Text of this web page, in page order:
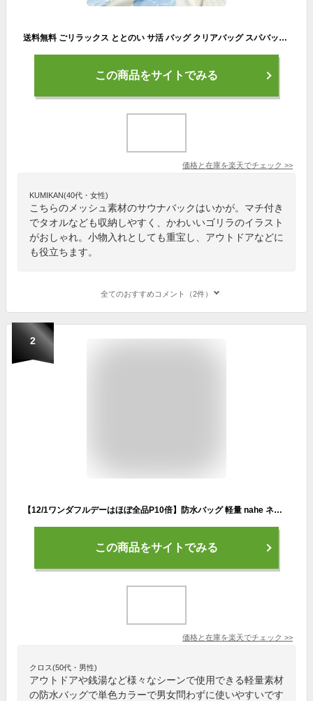
送料無料 ごリラックス ととのい サ活 バッグ クリアバッグ スパバッグ 温泉バッグ メッシュ お風呂バッグ サウナ レディース メンズ トートバッグ 小さめ ミニ 透明 マチあり マチ広 ゴリラ おしゃれ かわいい メール便
この商品をサイトでみる
価格と在庫を楽天でチェック >>
KUMIKAN(40代・女性)
こちらのメッシュ素材のサウナバックはいかが。マチ付き
でタオルなども収納しやすく、かわいいゴリラのイラスト
がおしゃれ。小物入れとしても重宝し、アウトドアなどに
も役立ちます。
全てのおすすめコメント（2件）
2
【12/1ワンダフルデーはほぼ全品P10倍】防水バッグ 軽量 nahe ネーエ ドライバッグ S 2WAY 衣類 収納 収納袋 アウトドア はっ水加工 外ポケット おしゃれ 耐久性 薄い 財布 鍵 普段使い ナイロン D環 4L 中国 プール 海水浴 旅行 キャンプ 釣り ジム サウナ スタッフバッグ
この商品をサイトでみる
価格と在庫を楽天でチェック >>
クロス(50代・男性)
アウトドアや銭湯など様々なシーンで使用できる軽量素材
の防水バッグで単色カラーで男女問わずに使いやすいです